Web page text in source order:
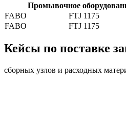
Промывочное
FABO
FTJ 1175
FABO
FTJ 1175
Кейсы по поставке
сборных узлов и расходных